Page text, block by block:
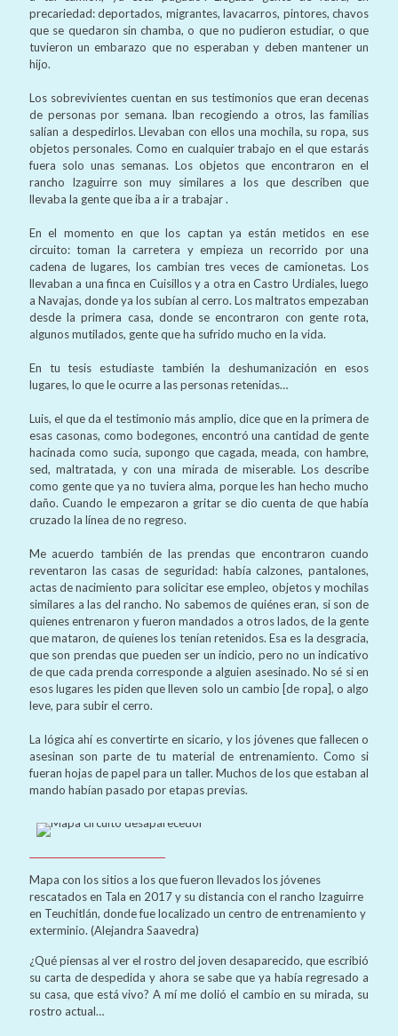
precariedad: deportados, migrantes, lavacarros, pintores, chavos
que se quedaron sin chamba, o que no pudieron estudiar, o que
tuvieron un embarazo que no esperaban y deben mantener un
hijo.
Los sobrevivientes cuentan en sus testimonios que eran decenas
de personas por semana. Iban recogiendo a otros, las familias
salían a despedirlos. Llevaban con ellos una mochila, su ropa, sus
objetos personales. Como en cualquier trabajo en el que estarás
fuera solo unas semanas. Los objetos que encontraron en el
rancho Izaguirre son muy similares a los que describen que
llevaba la gente que iba a ir a trabajar .
En el momento en que los captan ya están metidos en ese
circuito: toman la carretera y empieza un recorrido por una
cadena de lugares, los cambian tres veces de camionetas. Los
llevaban a una finca en Cuisillos y a otra en Castro Urdiales, luego
a Navajas, donde ya los subían al cerro. Los maltratos empezaban
desde la primera casa, donde se encontraron con gente rota,
algunos mutilados, gente que ha sufrido mucho en la vida.
En tu tesis estudiaste también la deshumanización en esos
lugares, lo que le ocurre a las personas retenidas…
Luis, el que da el testimonio más amplio, dice que en la primera de
esas casonas, como bodegones, encontró una cantidad de gente
hacinada como sucia, supongo que cagada, meada, con hambre,
sed, maltratada, y con una mirada de miserable. Los describe
como gente que ya no tuviera alma, porque les han hecho mucho
daño. Cuando le empezaron a gritar se dio cuenta de que había
cruzado la línea de no regreso.
Me acuerdo también de las prendas que encontraron cuando
reventaron las casas de seguridad: había calzones, pantalones,
actas de nacimiento para solicitar ese empleo, objetos y mochilas
similares a las del rancho. No sabemos de quiénes eran, si son de
quienes entrenaron y fueron mandados a otros lados, de la gente
que mataron, de quienes los tenían retenidos. Esa es la desgracia,
que son prendas que pueden ser un indicio, pero no un indicativo
de que cada prenda corresponde a alguien asesinado. No sé si en
esos lugares les piden que lleven solo un cambio [de ropa], o algo
leve, para subir el cerro.
La lógica ahí es convertirte en sicario, y los jóvenes que fallecen o
asesinan son parte de tu material de entrenamiento. Como si
fueran hojas de papel para un taller. Muchos de los que estaban al
mando habían pasado por etapas previas.
Mapa con los sitios a los que fueron llevados los jóvenes
rescatados en Tala en 2017 y su distancia con el rancho Izaguirre
en Teuchitlán, donde fue localizado un centro de entrenamiento y
exterminio. (Alejandra Saavedra)
¿Qué piensas al ver el rostro del joven desaparecido, que escribió
su carta de despedida y ahora se sabe que ya había regresado a
su casa, que está vivo? A mí me dolió el cambio en su mirada, su
rostro actual…